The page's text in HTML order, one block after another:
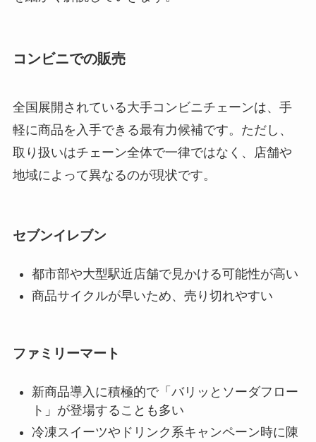
コンビニでの販売
全国展開されている大手コンビニチェーンは、手
軽に商品を入手できる最有力候補です。ただし、
取り扱いはチェーン全体で一律ではなく、店舗や
地域によって異なるのが現状です。
セブンイレブン
都市部や大型駅近店舗で見かける可能性が高い
商品サイクルが早いため、売り切れやすい
ファミリーマート
新商品導入に積極的で「バリッとソーダフロー
ト」が登場することも多い
冷凍スイーツやドリンク系キャンペーン時に陳